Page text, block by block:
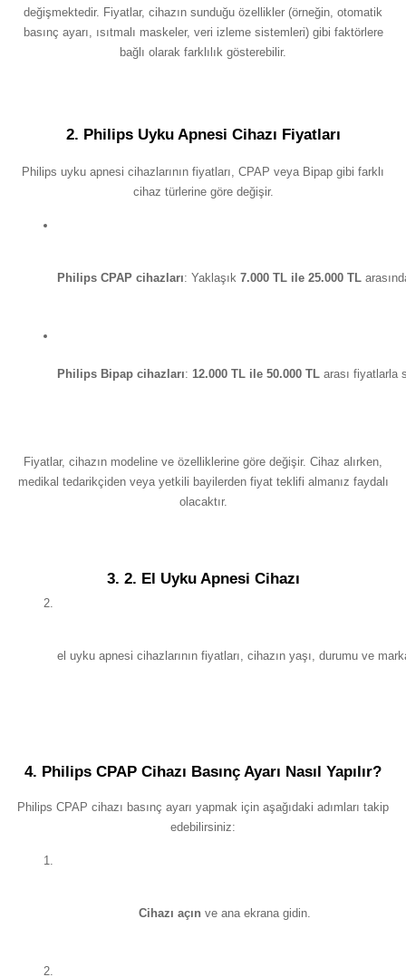
değişmektedir. Fiyatlar, cihazın sunduğu özellikler (örneğin, otomatik
basınç ayarı, ısıtmalı maskeler, veri izleme sistemleri) gibi faktörlere
bağlı olarak farklılık gösterebilir.
2. Philips Uyku Apnesi Cihazı Fiyatları
Philips uyku apnesi cihazlarının fiyatları, CPAP veya Bipap gibi farklı
cihaz türlerine göre değişir.
Philips CPAP cihazları: Yaklaşık 7.000 TL ile 25.000 TL
Philips Bipap cihazları: 12.000 TL ile 50.000 TL arası fiyatlarla
Fiyatlar, cihazın modeline ve özelliklerine göre değişir. Cihaz alırken,
medikal tedarikçiden veya yetkili bayilerden fiyat teklifi almanız faydalı
olacaktır.
3. 2. El Uyku Apnesi Cihazı
el uyku apnesi cihazlarının fiyatları, cihazın yaşı, durumu ve
4. Philips CPAP Cihazı Basınç Ayarı Nasıl Yapılır?
Philips CPAP cihazı basınç ayarı yapmak için aşağıdaki adımları takip
edebilirsiniz:
Cihazı açın ve ana ekrana gidin.